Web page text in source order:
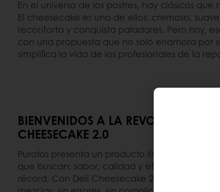
En el universo de los postres, hay clásicos
El cheesecake es uno de ellos: cremoso,
reconforta y conquista paladares. Pero hoy,
con una propuesta que no solo enamora por
simplifica la vida de los profesionales de la
BIENVENIDOS A LA REVOLUCIÓN
CHEESECAKE 2.0
Puratos presenta un producto listo para usar,
que buscan: sabor, calidad y eficiencia
récord. Con Deli Cheesecake 2.0 directo de